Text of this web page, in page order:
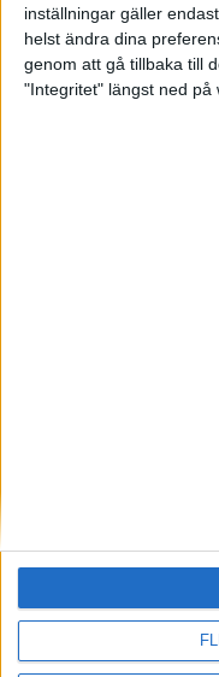
inställningar gäller
helst ändra dina
genom att gå tillbaka till
"Integritet" längst ned på
Värmemara
24 jun 1998
ASIEN
Berlin Marathon - ett
8 okt 1995• Arkiv•